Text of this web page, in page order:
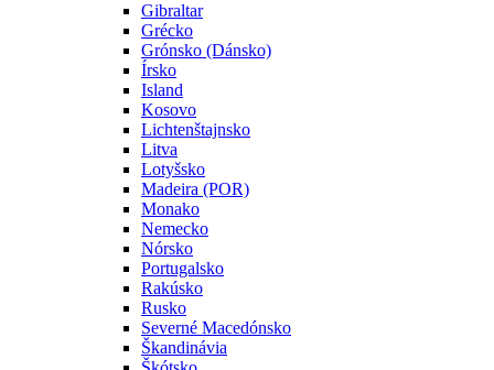
Gibraltar
Grécko
Grónsko (Dánsko)
Írsko
Island
Kosovo
Lichtenštajnsko
Litva
Lotyšsko
Madeira (POR)
Monako
Nemecko
Nórsko
Portugalsko
Rakúsko
Rusko
Severné Macedónsko
Škandinávia